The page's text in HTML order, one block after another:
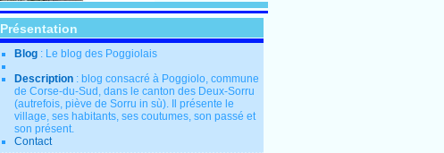
Présentation
Blog : Le blog des Poggiolais
Description : blog consacré à Poggiolo, commune
de Corse-du-Sud, dans le canton des Deux-Sorru
(autrefois, piève de Sorru in sù). Il présente le
village, ses habitants, ses coutumes, son passé et
son présent.
Contact